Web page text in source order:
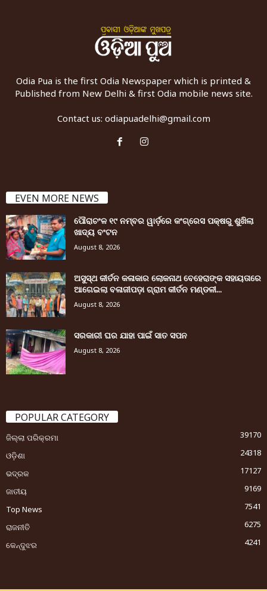
Odia Pua is the first Odia Newspaper which is printed &
Published from New Delhi & first Odia mobile news site.
Contact us: odiapuadelhi@gmail.com
EVEN MORE NEWS
ପୌରାଚଂଳ ୧୯ ନମ୍ବର ୱାର୍ଡ଼ରେ କଂଗ୍ରେସ ପକ୍ଷରୁ ଶୁଖିଲା
ଖାଦ୍ୟ ବଂଟନ
August 8, 2026
ଅସୁସ୍ଥ କୀର୍ତନ କଳାକାର ଲୋକନାଥ ବେହେରାଙ୍କ ସହାୟତାରେ
ଆଗେଇଲା ବଳାଜୀପଡ଼ା ଗ୍ରାମ କୀର୍ତନ ମଣ୍ଡଳୀ...
August 8, 2026
ସରକାରୀ ଘର ଯାହା ପାଇଁ ସାତ ସପନ
August 8, 2026
POPULAR CATEGORY
ଜିଲ୍ଲା ପରିକ୍ରମା
39170
ଓଡ଼ିଶା
24318
ଭଦ୍ରକ
17127
ଜାତୀୟ
9169
Top News
7541
ରାଜନୀତି
6275
କେନ୍ଦୁଝର
4241